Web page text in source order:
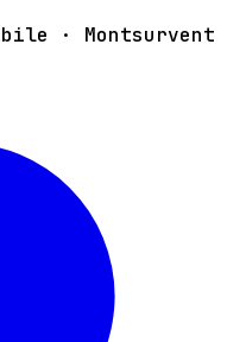
· Montsurvent